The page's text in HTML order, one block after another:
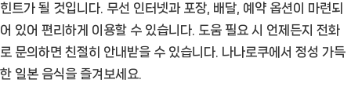
힌트가 될 것입니다. 무선 인터넷과 포장, 배달, 예약 옵션이 마련되
어 있어 편리하게 이용할 수 있습니다. 도움 필요 시 언제든지 전화
로 문의하면 친절히 안내받을 수 있습니다. 나나로쿠에서 정성 가득
한 일본 음식을 즐겨보세요.